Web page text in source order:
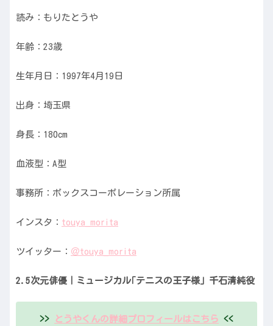
読み：もりたとうや
年齢：23歳
生年月日：1997年4月19日
出身：埼玉県
身長：180cm
血液型：A型
事務所：ボックスコーポレーション所属
インスタ： touya_morita
ツイッター： ＠touya_morita
2.5次元俳優｜ミュージカル｢テニスの王子様」千石清純役
>> とうやくんの詳細プロフィールはこちら <<